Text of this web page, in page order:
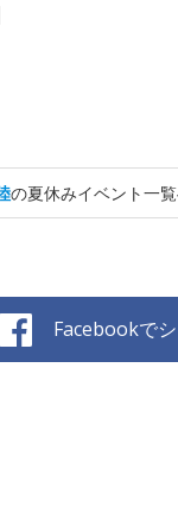
の夏休みイベント一
Facebookで